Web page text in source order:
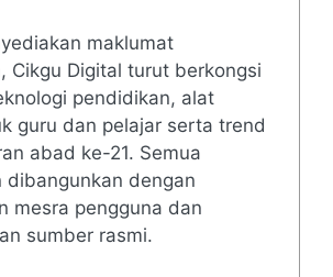
maklumat
Cikgu Digital turut berkongsi
pendidikan, alat
guru dan pelajar serta trend
abad ke-21. Semua
dibangunkan dengan
mesra pengguna dan
sumber rasmi.